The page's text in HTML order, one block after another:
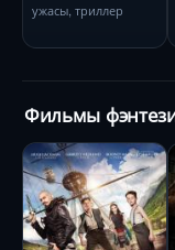
ужасы, триллер
Фильмы